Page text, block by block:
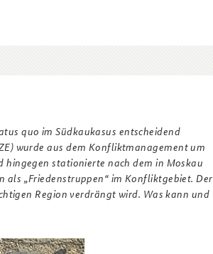
quo im Südkaukasus entscheidend
wurde aus dem Konfliktmanagement um
hingegen stationierte nach dem in Moskau
„Friedenstruppen“ im Konfliktgebiet. Der
Region verdrängt wird. Was kann und